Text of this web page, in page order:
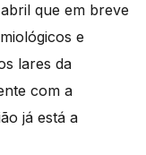
que em breve
e
lares da
com a
já está a